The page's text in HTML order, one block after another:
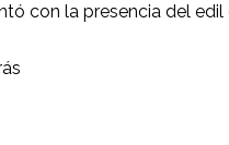
con la presencia del